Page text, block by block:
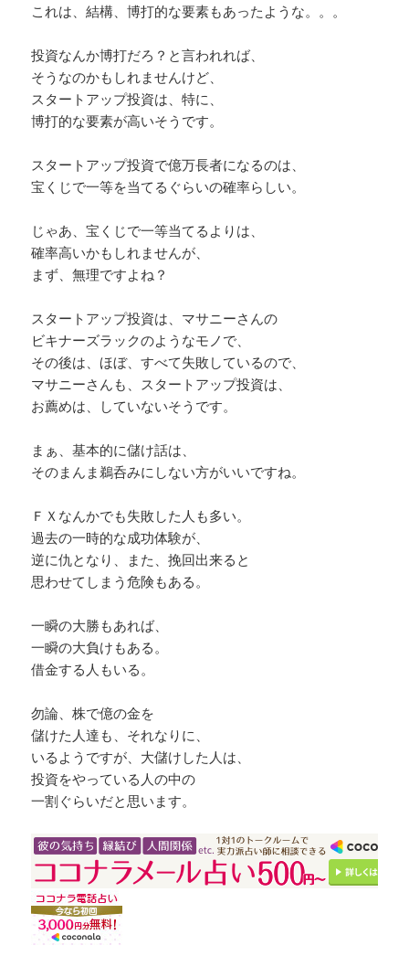
これは、結構、博打的な要素もあったような。。。
投資なんか博打だろ？と言われれば、
そうなのかもしれませんけど、
スタートアップ投資は、特に、
博打的な要素が高いそうです。
スタートアップ投資で億万長者になるのは、
宝くじで一等を当てるぐらいの確率らしい。
じゃあ、宝くじで一等当てるよりは、
確率高いかもしれませんが、
まず、無理ですよね？
スタートアップ投資は、マサニーさんの
ビキナーズラックのようなモノで、
その後は、ほぼ、すべて失敗しているので、
マサニーさんも、スタートアップ投資は、
お薦めは、していないそうです。
まぁ、基本的に儲け話は、
そのまんま鵜呑みにしない方がいいですね。
ＦＸなんかでも失敗した人も多い。
過去の一時的な成功体験が、
逆に仇となり、また、挽回出来ると
思わせてしまう危険もある。
一瞬の大勝もあれば、
一瞬の大負けもある。
借金する人もいる。
勿論、株で億の金を
儲けた人達も、それなりに、
いるようですが、大儲けした人は、
投資をやっている人の中の
一割ぐらいだと思います。